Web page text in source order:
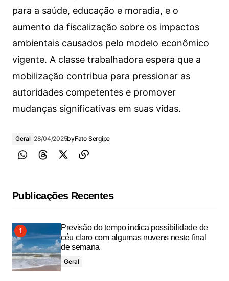
para a saúde, educação e moradia, e o
aumento da fiscalização sobre os impactos
ambientais causados pelo modelo econômico
vigente. A classe trabalhadora espera que a
mobilização contribua para pressionar as
autoridades competentes e promover
mudanças significativas em suas vidas.
Geral 28/04/2025byFato Sergipe
Publicações Recentes
Previsão do tempo indica possibilidade de
céu claro com algumas nuvens neste final
de semana
Geral